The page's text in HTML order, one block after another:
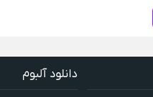
دانلود آلبوم